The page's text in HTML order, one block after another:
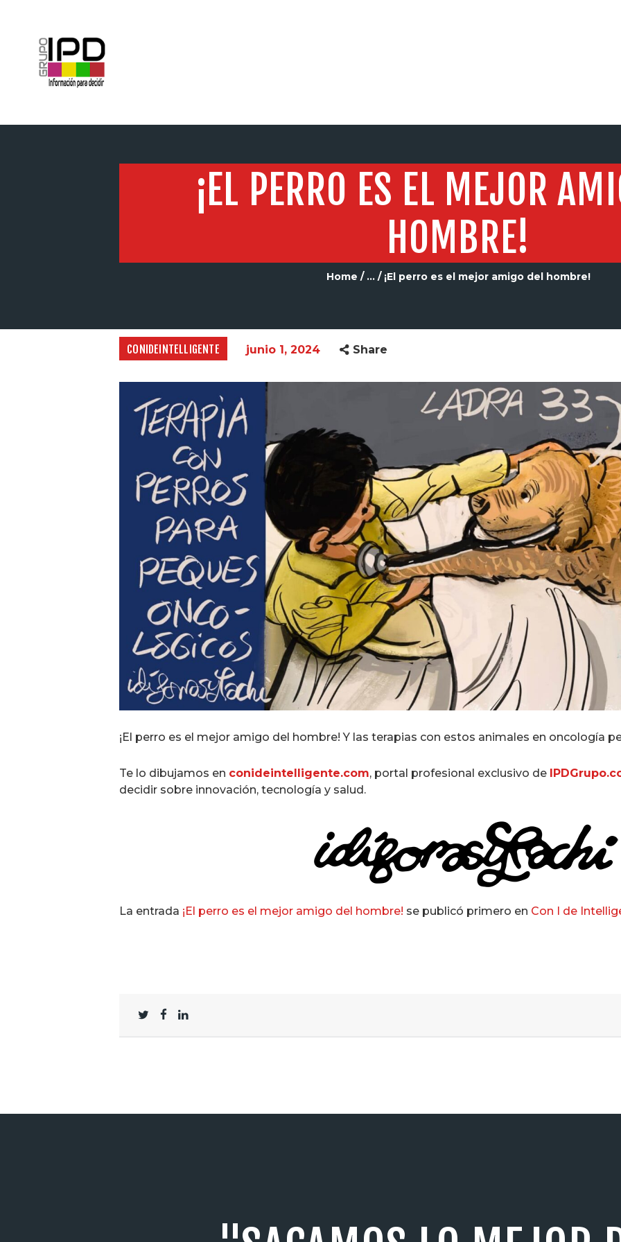
¡EL PERRO ES EL MEJOR
HOMBRE!
Home ... ¡El perro es el mejor amigo del hombre!
CONIDEINTELLIGENTE junio 1, 2024 Share
¡El perro es el mejor amigo del hombre! Y las terapias con estos animales en oncología
Te lo dibujamos en conideintelligente.com, portal profesional exclusivo de
decidir sobre innovación, tecnología y salud.
La entrada ¡El perro es el mejor amigo del hombre! se publicó primero en Con I de